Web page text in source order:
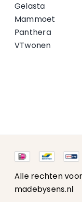
Gelasta
Mammoet
Panthera
VTwonen
Alle rechten
madebysens.nl